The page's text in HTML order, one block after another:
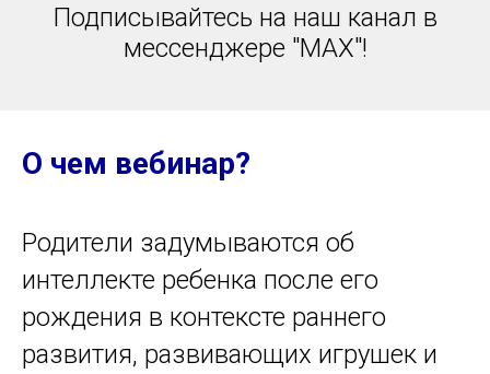
Подписывайтесь на наш канал в
мессенджере "MAX"!
О чем вебинар?
Родители задумываются об
интеллекте ребенка после его
рождения в контексте раннего
развития, развивающих игрушек и